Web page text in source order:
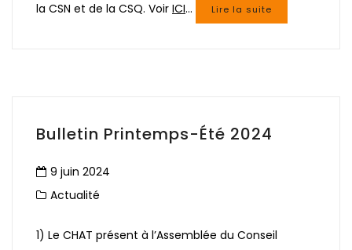
la CSN et de la CSQ. Voir ICI… Lire la suite
Bulletin Printemps-Été 2024
9 juin 2024
Actualité
1) Le CHAT présent à l’Assemblée du Conseil